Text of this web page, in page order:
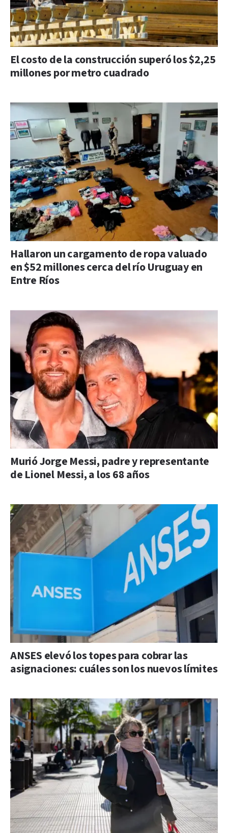
El costo de la construcción superó los $2,25
millones por metro cuadrado
Hallaron un cargamento de ropa valuado
en $52 millones cerca del río Uruguay en
Entre Ríos
Murió Jorge Messi, padre y representante
de Lionel Messi, a los 68 años
ANSES elevó los topes para cobrar las
asignaciones: cuáles son los nuevos límites